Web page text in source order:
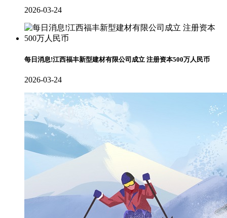
2026-03-24
每日消息!江西福丰新型建材有限公司成立 注册资本500万人民币
2026-03-24